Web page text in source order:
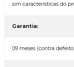
sim características do
Garantia:
09 meses (contra